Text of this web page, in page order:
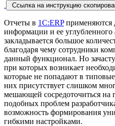
Ссылка на инструкцию
Отчеты в 1С:ERPприменяются
информации и ее
закладывается большое
благодаря чему сотрудники
данный функционал. Но
при которых возникает
которые не попадают в
них присутствует слишком
мешающей сосредоточиться на
подобных проблем
возможность формирования
гибкими настройками.